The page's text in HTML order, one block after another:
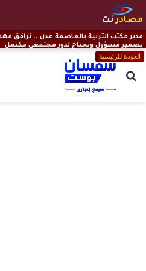
مصادرنت
العودة للرئيسية
مدير مكتب التربية بالعاصمة عدن .. نرافق
بضمير مسؤول ونحتاج لدور مجتمعي مكتمل